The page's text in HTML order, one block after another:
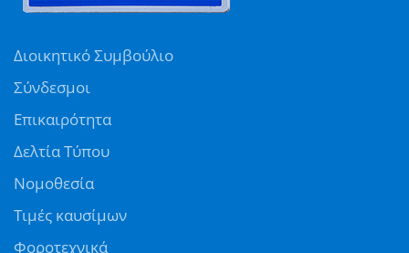
Διοικητικό Συμβούλιο
Σύνδεσμοι
Επικαιρότητα
Δελτία Τύπου
Νομοθεσία
Τιμές καυσίμων
Φοροτεχνικά